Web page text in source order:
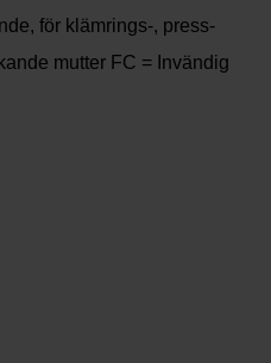
för klämrings-, press-
mutter FC = Invändig